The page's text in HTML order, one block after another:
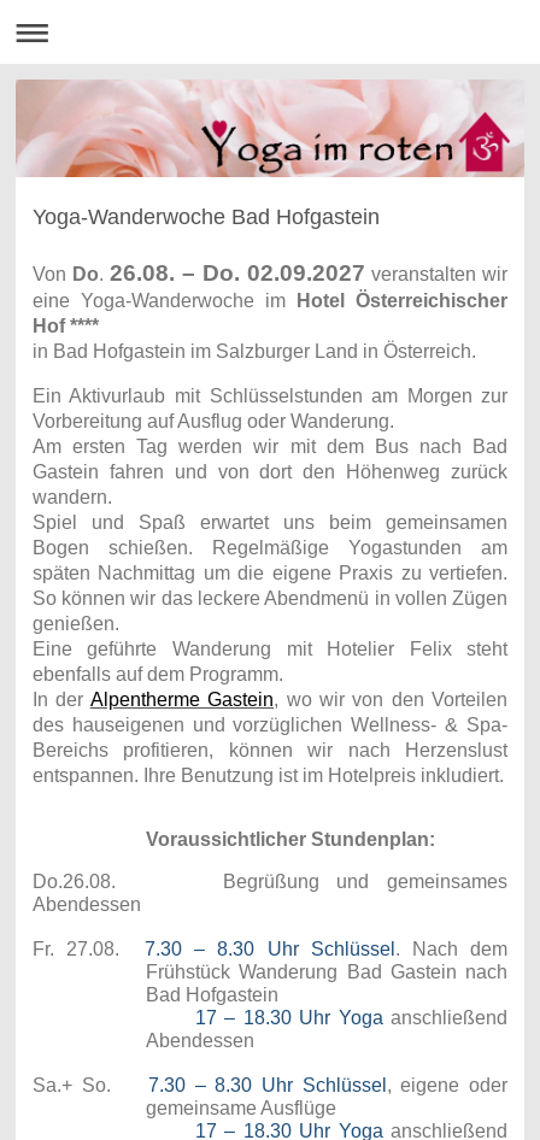
Yoga-Wanderwoche Bad Hofgastein
Von Do. 26.08. – Do. 02.09.2027 veranstalten wir
eine Yoga-Wanderwoche im
HotelÖsterreichischer
Hof ****
in Bad Hofgastein im Salzburger Land in Österreich.
Ein Aktivurlaub mit Schlüsselstunden am Morgen zur
Vorbereitung auf Ausflug oder Wanderung.
Am ersten Tag werden wir mit dem Bus nach Bad
Gastein fahren und von dort den Höhenweg zurück
wandern.
Spiel und Spaß erwartet uns beim gemeinsamen
Bogen schießen. Regelmäßige Yogastunden am
späten Nachmittag um die eigene Praxis zu vertiefen.
So können wir das leckere Abendmenü in vollen Zügen
genießen.
Eine geführte Wanderung mit Hotelier Felix steht
ebenfalls auf dem Programm.
In der Alpentherme Gastein, wo wir von den Vorteilen
des hauseigenen und vorzüglichen Wellness- & Spa-
Bereichs profitieren, können wir nach Herzenslust
entspannen. Ihre Benutzung ist im Hotelpreis inkludiert.
Voraussichtlicher Stundenplan:
Do.26.08. Begrüßung und gemeinsames
Abendessen
Fr. 27.08. 7.30 – 8.30 Uhr Schlüssel . Nach dem
Frühstück Wanderung Bad Gastein nach
Bad Hofgastein
17 – 18.30 Uhr Yoga anschließend
Abendessen
Sa.+ So. 7.30 – 8.30 Uhr Schlüssel , eigene oder
gemeinsame Ausflüge
17 – 18.30 Uhr Yoga anschließend